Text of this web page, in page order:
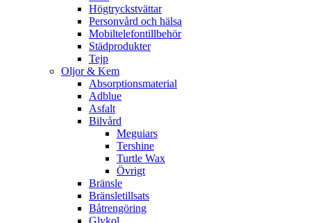
Högtryckstvättar
Personvård och hälsa
Mobiltelefontillbehör
Städprodukter
Tejp
Oljor & Kem
Absorptionsmaterial
Adblue
Asfalt
Bilvård
Meguiars
Tershine
Turtle Wax
Övrigt
Bränsle
Bränsletillsats
Båtrengöring
Glykol